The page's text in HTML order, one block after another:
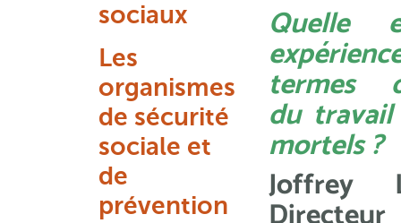
sociaux
Les
organismes
de sécurité
sociale et
de
prévention
Quelle
termes
du
mortels ?
Joffrey